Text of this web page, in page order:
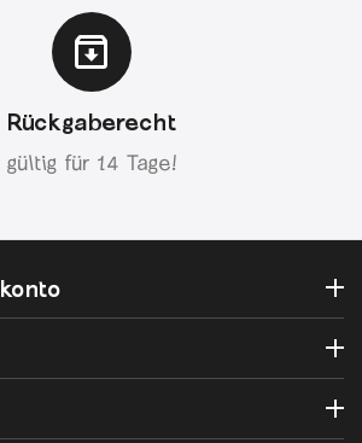
Rückgaberecht
gültig für 14 Tage!